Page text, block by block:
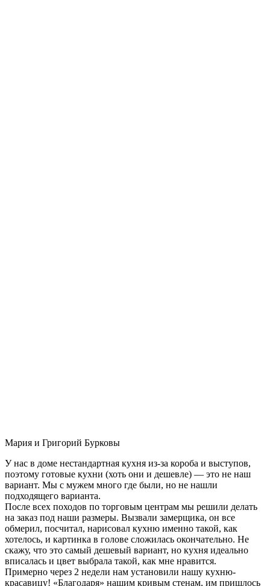
Мария и Григорий Бурковы
У нас в доме нестандартная кухня из-за короба и выступов,
поэтому готовые кухни (хоть они и дешевле) — это не наш
вариант. Мы с мужем много где были, но не нашли
подходящего варианта.
После всех походов по торговым центрам мы решили делать
на заказ под наши размеры. Вызвали замерщика, он все
обмерил, посчитал, нарисовал кухню именно такой, как
хотелось, и картинка в голове сложилась окончательно. Не
скажу, что это самый дешевый вариант, но кухня идеально
вписалась и цвет выбрала такой, как мне нравится.
Примерно через 2 недели нам установили нашу кухню-
красавицу! «Благодаря» нашим кривым стенам, им пришлось